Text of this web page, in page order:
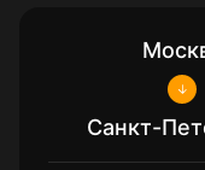
Санкт-